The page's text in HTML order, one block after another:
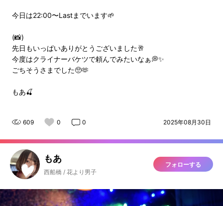
今日は22:00〜Lastまでいます🌱
(📸)
先日もいっぱいありがとうございました🥂
今度はクライナーバケツで頼んでみたいなぁ💭✨
ごちそうさまでした🥺🫶
もあ🍒
609 0 0 2025年08月30日
もあ
西船橋 / 花より男子
フォローする